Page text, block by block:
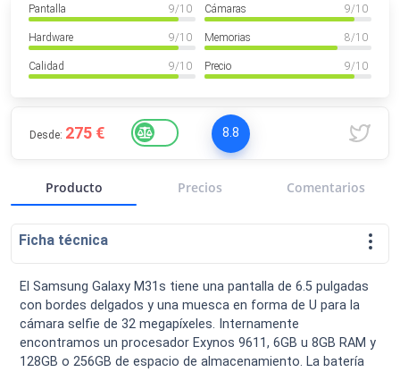
Luchinen
Uruguay
Hola me gustaría saber Si el celula...
VER MÁS
Pantalla 9/ 10 Cámaras 9/ 10
Hardware 9/ 10 Memorias 8/ 10
Calidad 9/ 10 Precio 9/ 10
Desde: 275 € 8.8
Producto Precios Comentarios
Ficha técnica
El Samsung Galaxy M31s tiene una pantalla de 6.5 pulgadas
con bordes delgados y una muesca en forma de U para la
cámara selfie de 32 megapíxeles. Internamente
encontramos un procesador Exynos 9611, 6GB u 8GB RAM y
128GB o 256GB de espacio de almacenamiento. La batería
Descargas Comparativas
Operadores Eventos Comparador